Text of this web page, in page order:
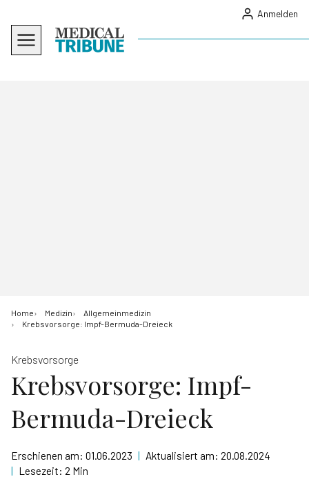
Anmelden
Home Medizin
Allgemeinmedizin
Krebsvorsorge: Impf-Bermuda-Dreieck
Krebsvorsorge
Krebsvorsorge: Impf-
Bermuda-Dreieck
Erschienen am: 01.06.2023 | Aktualisiert am: 20.08.2024
| Lesezeit: 2 Min